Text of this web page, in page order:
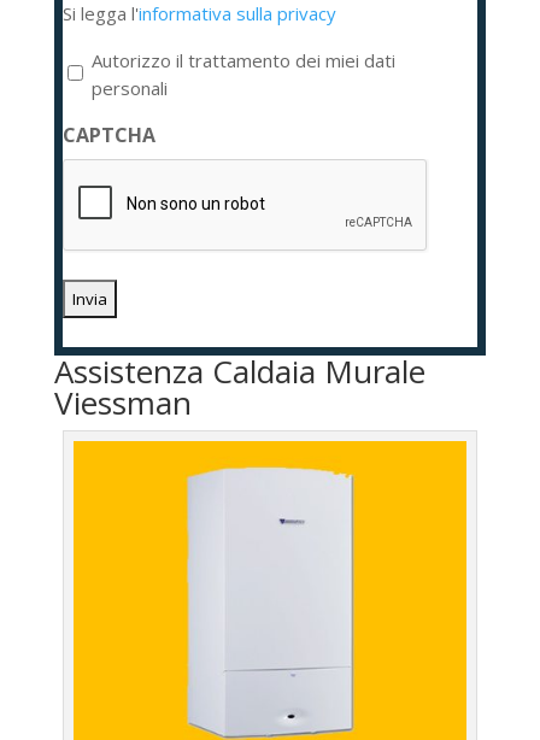
legga
l'informativa
sulla
privacy
*
Si legga l'informativa sulla privacy
Autorizzo il trattamento dei miei dati
personali
CAPTCHA
Assistenza Caldaia Murale
Viessman